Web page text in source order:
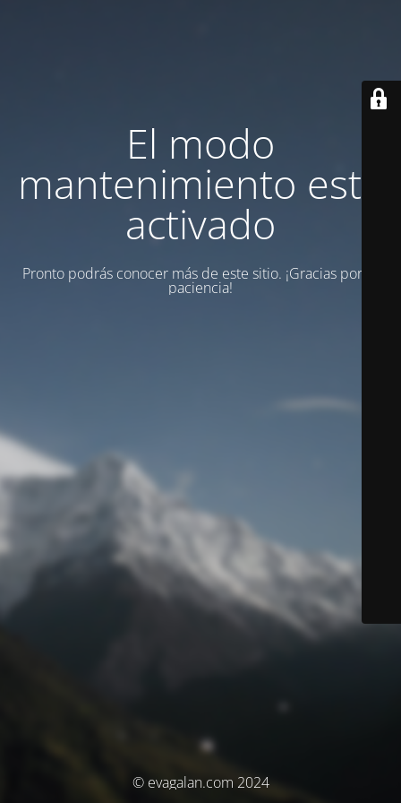
El modo
mantenimiento está
activado
Pronto podrás conocer más de este sitio. ¡Gracias por tu
paciencia!
© evagalan.com 2024